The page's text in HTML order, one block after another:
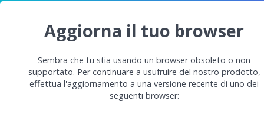
Aggiorna il tuo browser
Sembra che tu stia usando un browser obsoleto o non
supportato. Per continuare a usufruire del nostro prodotto,
effettua l'aggiornamento a una versione recente di uno dei
seguenti browser: